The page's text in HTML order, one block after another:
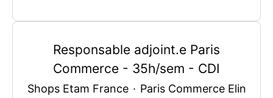
Responsable adjoint.e Paris
Commerce - 35h/sem - CDI
Shops Etam France · Paris Commerce Elin